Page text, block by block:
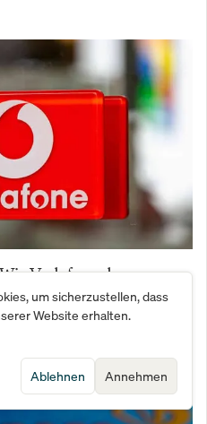
Vodafone den
Geld trockenlegt
um sicherzustellen, dass
Website erhalten.
Annehmen
Ablehnen